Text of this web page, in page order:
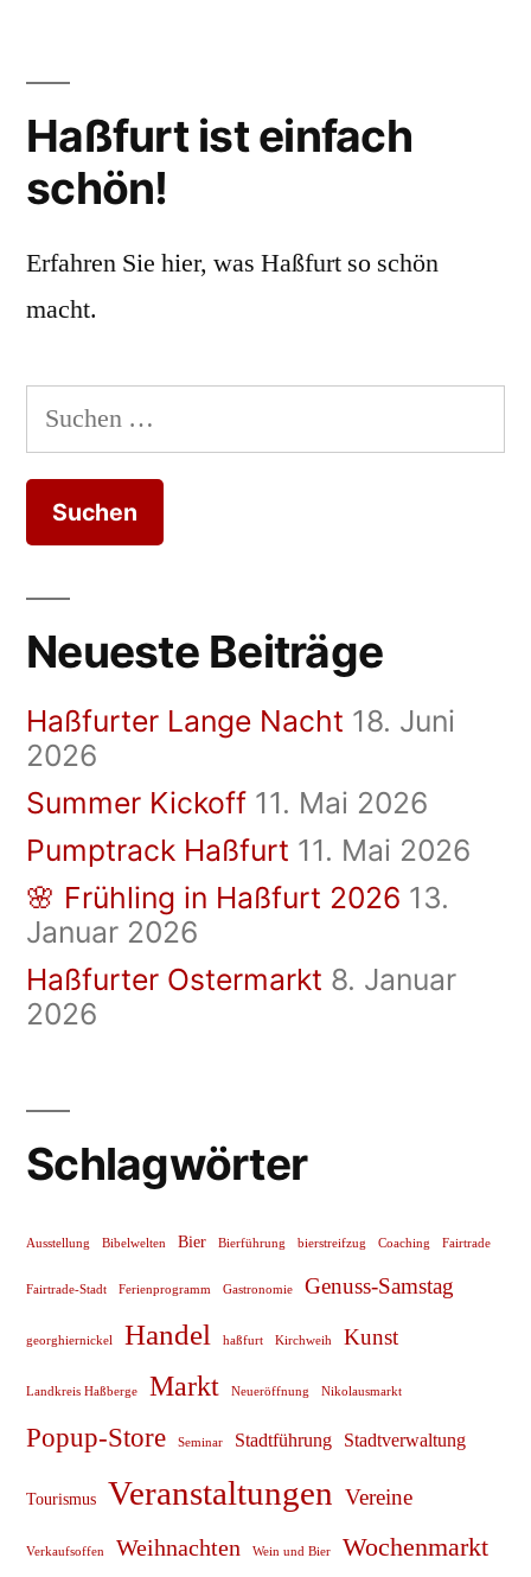
Haßfurt ist einfach
schön!
Erfahren Sie hier, was Haßfurt so schön
macht.
Suchen
nach:
Neueste Beiträge
Haßfurter Lange Nacht 18. Juni
2026
Summer Kickoff 11. Mai 2026
Pumptrack Haßfurt 11. Mai 2026
🌸 Frühling in Haßfurt 2026 13.
Januar 2026
Haßfurter Ostermarkt 8. Januar
2026
Schlagwörter
Ausstellung Bibelwelten Bier Bierführung bierstreifzug Coaching Fairtrade
Fairtrade-Stadt Ferienprogramm Gastronomie Genuss-Samstag
georghiernickel Handel haßfurt Kirchweih Kunst
Landkreis Haßberge Markt Neueröffnung Nikolausmarkt
Popup-Store Seminar Stadtführung Stadtverwaltung
Tourismus Veranstaltungen Vereine
Verkaufsoffen Weihnachten Wein und Bier Wochenmarkt